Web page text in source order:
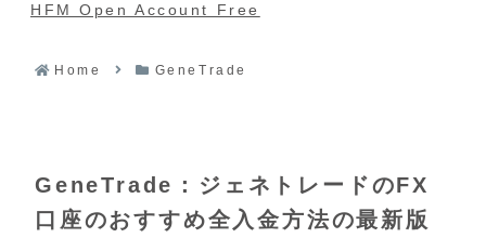
HFM Open Account Free
Home GeneTrade
GeneTrade：ジェネトレードのFX
口座のおすすめ全入金方法の最新版